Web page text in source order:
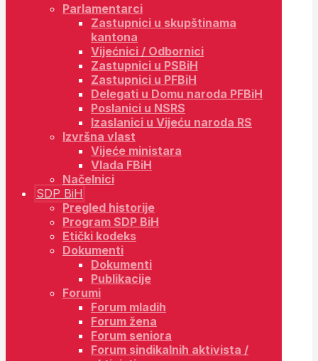
Parlamentarci
Zastupnici u skupštinama
kantona
Vijećnici / Odbornici
Zastupnici u PSBiH
Zastupnici u PFBiH
Delegati u Domu naroda PFBiH
Poslanici u NSRS
Izaslanici u Vijeću naroda RS
Izvršna vlast
Vijeće ministara
Vlada FBiH
Načelnici
SDP BiH
Pregled historije
Program SDP BiH
Etički kodeks
Dokumenti
Dokumenti
Publikacije
Forumi
Forum mladih
Forum žena
Forum seniora
Forum sindikalnih aktivista /